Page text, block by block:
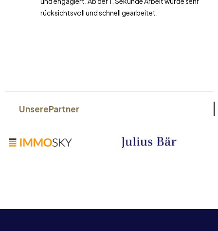
rücksichtsvoll und schnell gearbeitet.
UnserePartner